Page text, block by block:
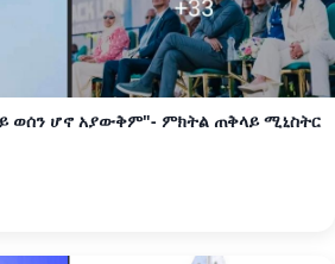
ወሰን ሆኖ አያውቅም"- ምክትል ጠቅላይ ሚኒስትር